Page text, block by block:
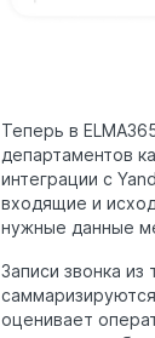
Теперь в
департаментов
интеграции с
входящие и
нужные данные
Записи звонка
оценивает